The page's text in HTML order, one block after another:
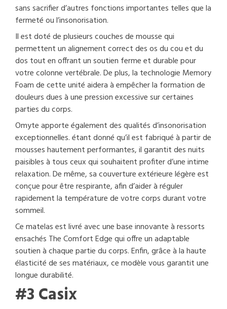
sans sacrifier d’autres fonctions importantes telles que la
fermeté ou l’insonorisation.
Il est doté de plusieurs couches de mousse qui
permettent un alignement correct des os du cou et du
dos tout en offrant un soutien ferme et durable pour
votre colonne vertébrale. De plus, la technologie Memory
Foam de cette unité aidera à empêcher la formation de
douleurs dues à une pression excessive sur certaines
parties du corps.
Omyte apporte également des qualités d’insonorisation
exceptionnelles. étant donné qu’il est fabriqué à partir de
mousses hautement performantes, il garantit des nuits
paisibles à tous ceux qui souhaitent profiter d’une intime
relaxation. De même, sa couverture extérieure légère est
conçue pour être respirante, afin d’aider à réguler
rapidement la température de votre corps durant votre
sommeil.
Ce matelas est livré avec une base innovante à ressorts
ensachés The Comfort Edge qui offre un adaptable
soutien à chaque partie du corps. Enfin, grâce à la haute
élasticité de ses matériaux, ce modèle vous garantit une
longue durabilité.
#3 Casix